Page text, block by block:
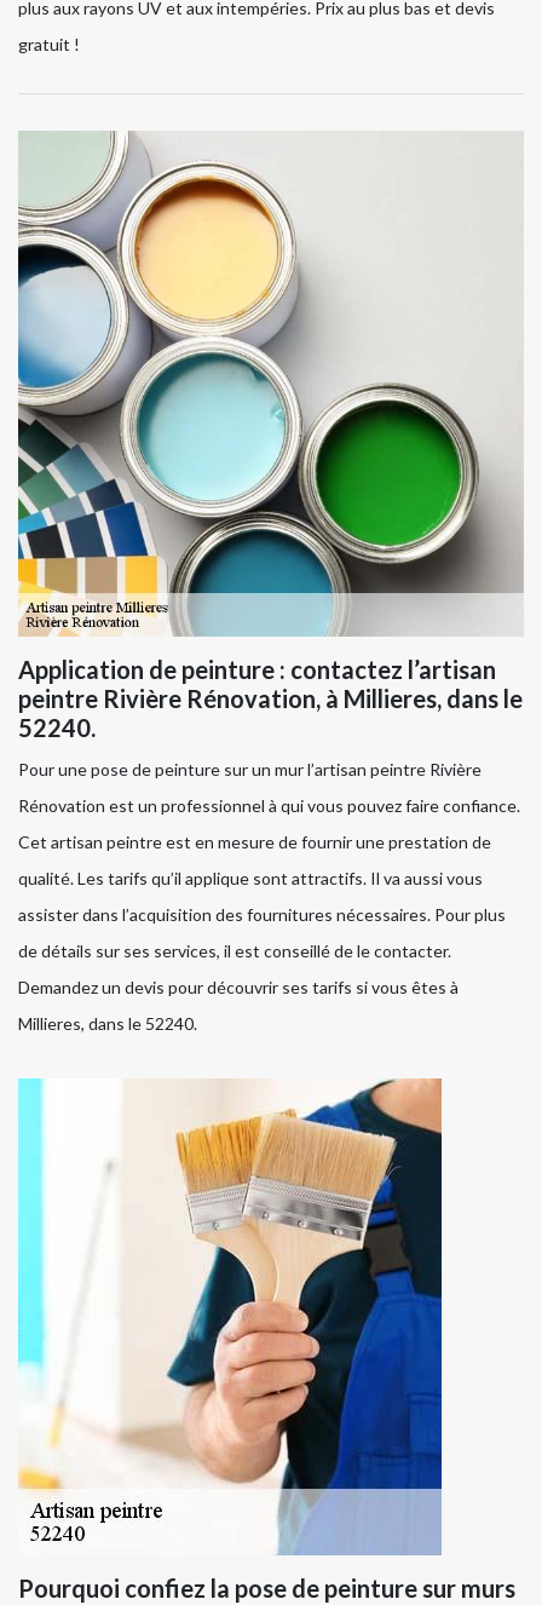
plus aux rayons UV et aux intempéries. Prix au plus bas et devis
gratuit !
Application de peinture : contactez l’artisan
peintre Rivière Rénovation, à Millieres, dans le
52240.
Pour une pose de peinture sur un mur l’artisan peintre Rivière
Rénovation est un professionnel à qui vous pouvez faire confiance.
Cet artisan peintre est en mesure de fournir une prestation de
qualité. Les tarifs qu’il applique sont attractifs. Il va aussi vous
assister dans l’acquisition des fournitures nécessaires. Pour plus
de détails sur ses services, il est conseillé de le contacter.
Demandez un devis pour découvrir ses tarifs si vous êtes à
Millieres, dans le 52240.
Pourquoi confiez la pose de peinture sur murs